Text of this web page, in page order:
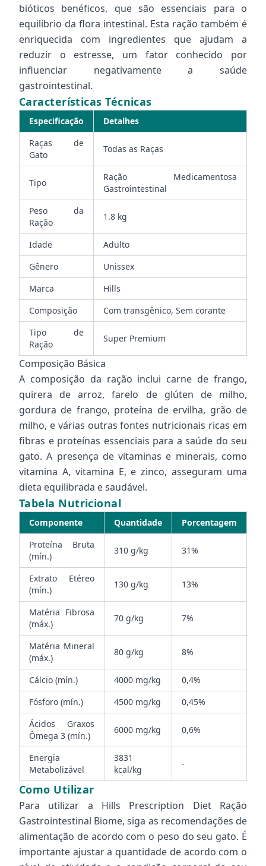
bióticos benéficos, que são essenciais para o
equilíbrio da flora intestinal. Esta ração também é
enriquecida com ingredientes que ajudam a
reduzir o estresse, um fator conhecido por
influenciar negativamente a saúde
gastrointestinal.
Características Técnicas
Especificação
Detalhes
Raças de
Gato
Todas as Raças
Tipo
Ração Medicamentosa
Gastrointestinal
Peso da
Ração
1.8 kg
Idade
Adulto
Gênero
Unissex
Marca
Hills
Composição
Com transgênico, Sem corante
Tipo de
Ração
Super Premium
Composição Básica
A composição da ração inclui carne de frango,
quirera de arroz, farelo de glúten de milho,
gordura de frango, proteína de ervilha, grão de
milho, e várias outras fontes nutricionais ricas em
fibras e proteínas essenciais para a saúde do seu
gato. A presença de vitaminas e minerais, como
vitamina A, vitamina E, e zinco, asseguram uma
dieta equilibrada e saudável.
Tabela Nutricional
Componente Quantidade
Porcentagem
Proteína Bruta
(mín.)
310 g/kg 31%
Extrato Etéreo
(mín.)
130 g/kg 13%
Matéria Fibrosa
(máx.)
70 g/kg 7%
Matéria Mineral
(máx.)
80 g/kg 8%
Cálcio (mín.) 4000 mg/kg
0,4%
Fósforo (mín.)
4500 mg/kg
0,45%
Ácidos Graxos
Ômega 3 (mín.)
6000 mg/kg 0,6%
Energia
Metabolizável
3831
kcal/kg
-
Como Utilizar
Para utilizar a Hills Prescription Diet Ração
Gastrointestinal Biome, siga as recomendações de
alimentação de acordo com o peso do seu gato. É
importante ajustar a quantidade de acordo com o